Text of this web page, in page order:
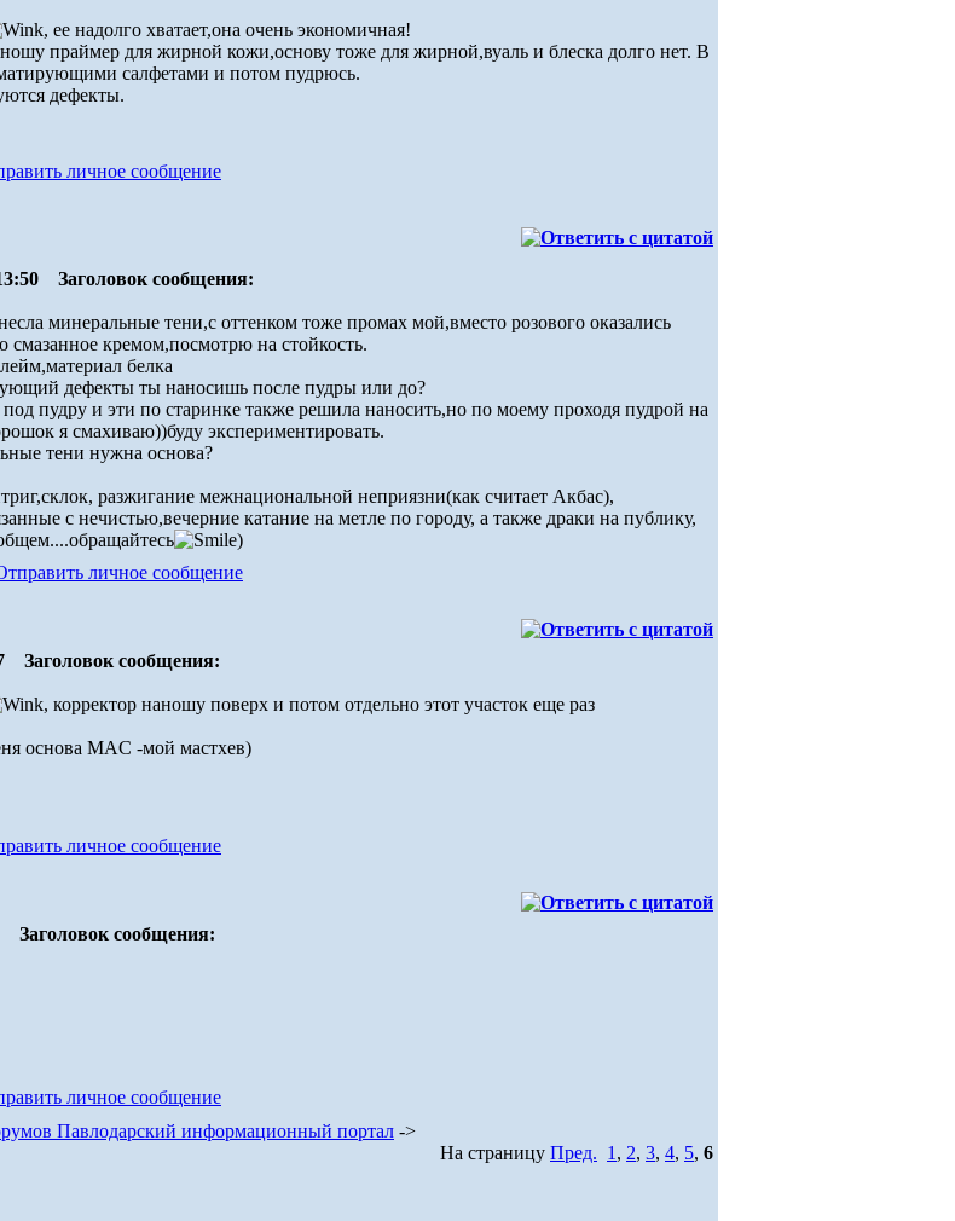
, ее надолго хватает,она очень экономичная!
праймер для жирной кожи,основу тоже для жирной,вуаль и блеска долго нет. В
салфетами и потом пудрюсь.
дефекты.
Заголовок сообщения:
минеральные тени,с оттенком тоже промах мой,вместо розового оказались
смазанное кремом,посмотрю на стойкость.
белка
дефекты ты наносишь после пудры или до?
пудру и эти по старинке также решила наносить,но по моему проходя пудрой на
я смахиваю))буду экспериментировать.
тени нужна основа?
разжигание межнациональной неприязни(как считает Акбас),
с нечистью,вечерние катание на метле по городу, а также драки на публику,
)
Заголовок сообщения:
, корректор наношу поверх и потом отдельно этот участок еще раз
основа MAC -мой мастхев)
Заголовок сообщения:
Павлодарский информационный портал ->
На страницу Пред. 1 , 2, 3, 4, 5, 6